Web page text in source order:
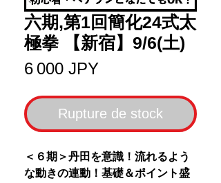
六期,第1回簡化24式太
極拳 【新宿】9/6(土)
6 000 JPYPrix
Rupture de stock
＜６期＞丹田を意識！流れるよう
な動きの連動！基礎＆ポイント盛